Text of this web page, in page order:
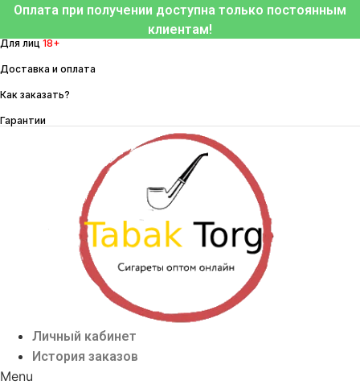
Перейти
содержимому
Оплата при получении доступна только постоянным
клиентам!
Для лиц 18+
Доставка и оплата
Как заказать?
Гарантии
Личный кабинет
История заказов
Menu